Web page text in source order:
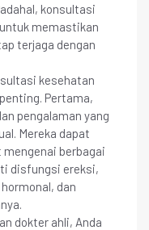
konsultasi
memastikan
terjaga dengan
kesehatan
Pertama,
pengalaman yang
Mereka dapat
berbagai
disfungsi ereksi,
dan
dokter ahli, Anda